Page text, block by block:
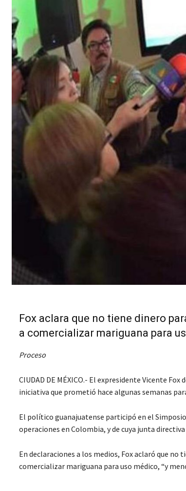
Fox aclara que no tiene dinero
a comercializar mariguana para
Proceso
CIUDAD DE MÉXICO.- El expresidente Vicente
iniciativa que prometió hace algunas semanas
El político guanajuatense participó en el
operaciones en Colombia, y de cuya junta
En declaraciones a los medios, Fox aclaró que no
comercializar mariguana para uso médico, “y